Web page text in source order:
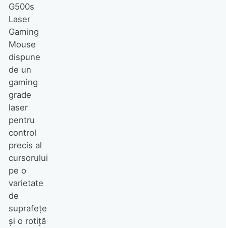
G500s
Laser
Gaming
Mouse
dispune
de un
gaming
grade
laser
pentru
control
precis al
cursorului
pe o
varietate
de
suprafeţe
şi o rotiţă